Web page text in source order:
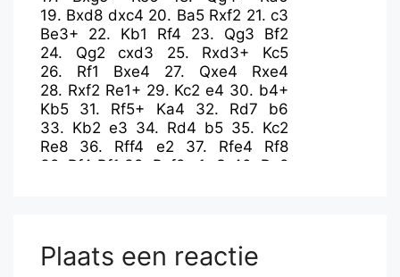
19. Bxd8 dxc4 20. Ba5 Rxf2 21.c3
Be3+
22. Kb1 Rf4 23. Qg3
Bf2
24. Qg2 cxd3 25. Rxd3+
Kc5
26. Rf1 Bxe4 27. Qxe4
Rxe4
28. Rxf2 Re1+ 29. Kc2 e4 30. b4+
Kb5
31. Rf5+ Ka4 32. Rd7
b6
33. Kb2 e3 34. Rd4 b5 35. Kc2
Re8
36. Rff4 e2 37. Rfe4
Rf8
38. Rf4 Rf1 39. Rxf8 e1=Q 40. Ra8
Plaats een reactie